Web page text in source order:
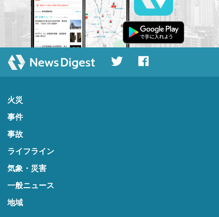
火災
事件
事故
ライフライン
気象・災害
一般ニュース
地域